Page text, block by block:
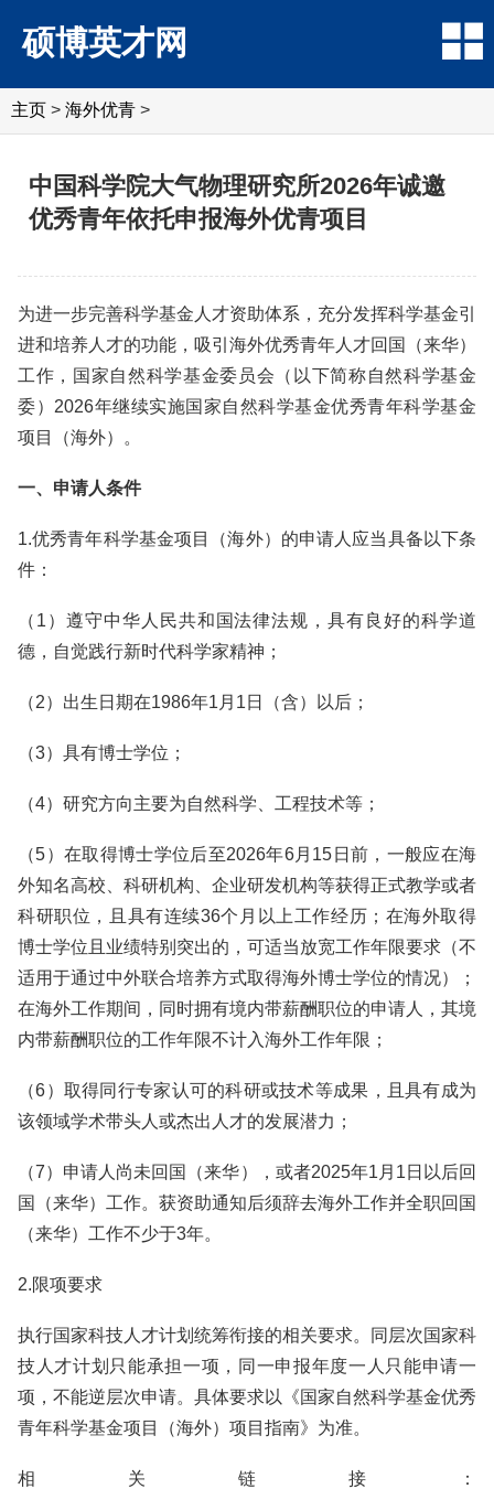
硕博英才网
主页 > 海外优青 >
中国科学院大气物理研究所2026年诚邀
优秀青年依托申报海外优青项目
为进一步完善科学基金人才资助体系，充分发挥科学基金引
进和培养人才的功能，吸引海外优秀青年人才回国（来华）
工作，国家自然科学基金委员会（以下简称自然科学基金
委）2026年继续实施国家自然科学基金优秀青年科学基金
项目（海外）。
一、申请人条件
1.优秀青年科学基金项目（海外）的申请人应当具备以下条
件：
（1）遵守中华人民共和国法律法规，具有良好的科学道
德，自觉践行新时代科学家精神；
（2）出生日期在1986年1月1日（含）以后；
（3）具有博士学位；
（4）研究方向主要为自然科学、工程技术等；
（5）在取得博士学位后至2026年6月15日前，一般应在海
外知名高校、科研机构、企业研发机构等获得正式教学或者
科研职位，且具有连续36个月以上工作经历；在海外取得
博士学位且业绩特别突出的，可适当放宽工作年限要求（不
适用于通过中外联合培养方式取得海外博士学位的情况）；
在海外工作期间，同时拥有境内带薪酬职位的申请人，其境
内带薪酬职位的工作年限不计入海外工作年限；
（6）取得同行专家认可的科研或技术等成果，且具有成为
该领域学术带头人或杰出人才的发展潜力；
（7）申请人尚未回国（来华），或者2025年1月1日以后回
国（来华）工作。获资助通知后须辞去海外工作并全职回国
（来华）工作不少于3年。
2.限项要求
执行国家科技人才计划统筹衔接的相关要求。同层次国家科
技人才计划只能承担一项，同一申报年度一人只能申请一
项，不能逆层次申请。具体要求以《国家自然科学基金优秀
青年科学基金项目（海外）项目指南》为准。
相关链接：